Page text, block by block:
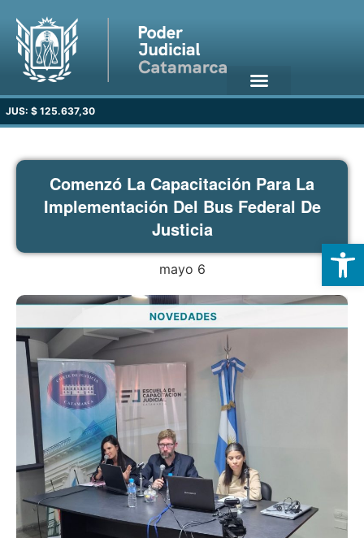
JUS: $ 125.637,30
Comenzó La Capacitación Para La
Implementación Del Bus Federal De
Justicia
mayo 6